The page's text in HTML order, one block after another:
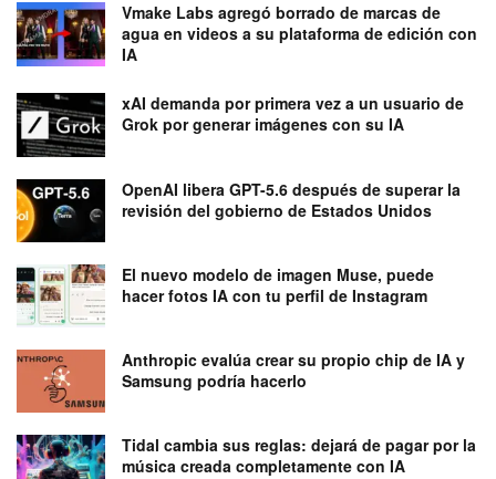
Vmake Labs agregó borrado de marcas de
agua en videos a su plataforma de edición con
IA
xAI demanda por primera vez a un usuario de
Grok por generar imágenes con su IA
OpenAI libera GPT-5.6 después de superar la
revisión del gobierno de Estados Unidos
El nuevo modelo de imagen Muse, puede
hacer fotos IA con tu perfil de Instagram
Anthropic evalúa crear su propio chip de IA y
Samsung podría hacerlo
Tidal cambia sus reglas: dejará de pagar por la
música creada completamente con IA